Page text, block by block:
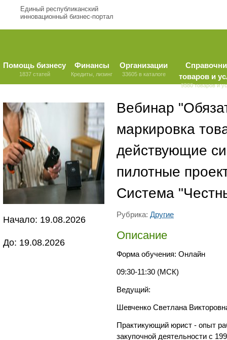
Единый республиканский
инновационный бизнес-портал
Помощь бизнесу
1837 статей
Финансы
Кредиты, лизинг
Организации
33605 в каталоге
товаров и
9580 товаров и
Начало: 19.08.2026
До: 19.08.2026
Вебинар
маркировка
действующие
пилотные
Система
Рубрика: Другие
Описание
Форма обучения: Онлайн
09:30-11:30 (МСК)
Ведущий:
Шевченко Светлана
Практикующий юрист - опыт
закупочной деятельности с